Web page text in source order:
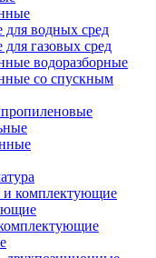
водных сред
газовых сред
водоразборные
со спускным
и комплектующие